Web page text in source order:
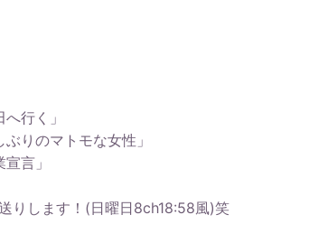
へ行く」
ぶりのマトモな女性」
言」
りします！(日曜日8ch18:58風)笑